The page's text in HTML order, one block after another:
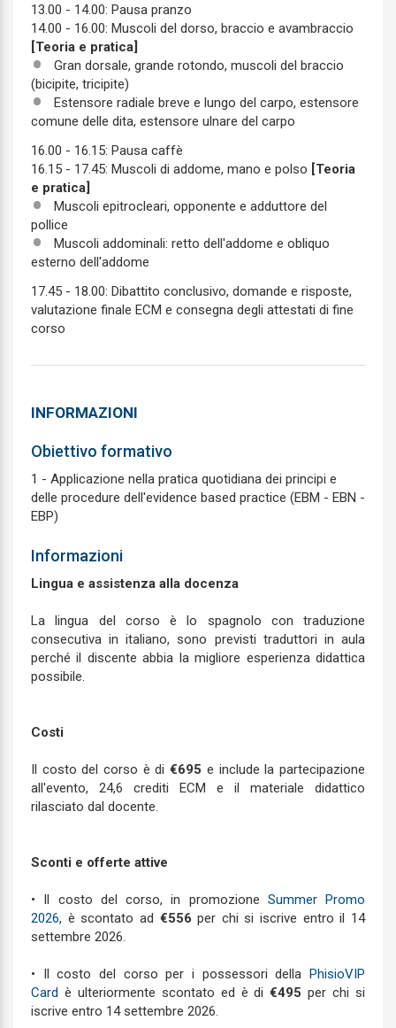
13.00 - 14.00: Pausa pranzo
14.00 - 16.00: Muscoli del dorso, braccio e avambraccio
[Teoria e pratica]
Gran dorsale, grande rotondo, muscoli del braccio
(bicipite, tricipite)
Estensore radiale breve e lungo del carpo, estensore
comune delle dita, estensore ulnare del carpo
16.00 - 16.15: Pausa caffè
16.15 - 17.45: Muscoli di addome, mano e polso [Teoria
e pratica]
Muscoli epitrocleari, opponente e adduttore del
pollice
Muscoli addominali: retto dell'addome e obliquo
esterno dell'addome
17.45 - 18.00: Dibattito conclusivo, domande e risposte,
valutazione finale ECM e consegna degli attestati di fine
corso
INFORMAZIONI
Obiettivo formativo
1 - Applicazione nella pratica quotidiana dei principi e
delle procedure dell'evidence based practice (EBM - EBN -
EBP)
Informazioni
Lingua e assistenza alla docenza
La lingua del corso è lo spagnolo con traduzione
consecutiva in italiano, sono previsti traduttori in aula
perché il discente abbia la migliore esperienza didattica
possibile.
Costi
Il costo del corso è di€695 e include la partecipazione
all'evento, 24,6 crediti ECM e il materiale didattico
rilasciato dal docente.
Sconti e offerte attive
• Il costo del corso, in promozione Summer Promo
2026, è scontato ad €556per chi si iscrive entro il 14
settembre 2026.
• Il costo del corso per i possessori della PhisioVIP
Card è ulteriormente scontato ed è di€495per chi si
iscrive entro 14 settembre 2026.